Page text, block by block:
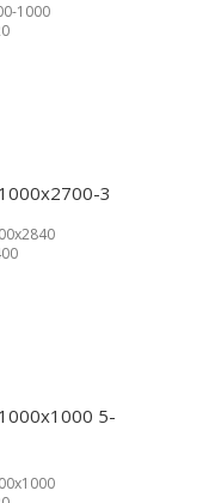
1000
3
5-